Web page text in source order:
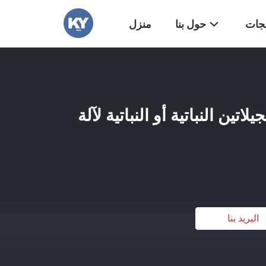
منزل حول بنا
النباتية أو النباتية لآلة
البريد بنا